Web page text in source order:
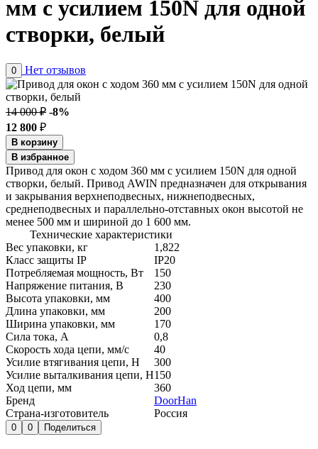
мм с усилием 150N для одной
створки, белый
0 Нет отзывов
14 000 ₽ -8%
12 800 ₽
В корзину
В избранное
Привод для окон с ходом 360 мм с усилием 150N для одной
створки, белый. Привод AWIN предназначен для открывания
и закрывания верхнеподвесных, нижнеподвесных,
среднеподвесных и параллельно-отставных окон высотой не
менее 500 мм и шириной до 1 600 мм.
Технические характеристики
Вес упаковки, кг
1,822
Класс защиты IP
IP20
Потребляемая мощность, Вт
150
Напряжение питания, В
230
Высота упаковки, мм
400
Длина упаковки, мм
200
Ширина упаковки, мм
170
Сила тока, А
0,8
Скорость хода цепи, мм/с
40
Усилие втягивания цепи, Н
300
Усилие выталкивания цепи, Н150
Ход цепи, мм
360
Бренд
DoorHan
Страна-изготовитель
Россия
0 0 Поделиться